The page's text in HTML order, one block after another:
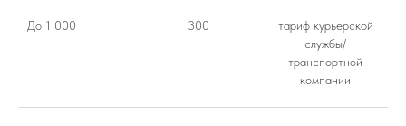
До 1 000 300
тариф курьерской
службы/
транспортной
компании